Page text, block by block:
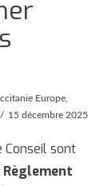
Europe
15 décembre 2025
sont